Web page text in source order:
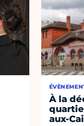
À la
aux-